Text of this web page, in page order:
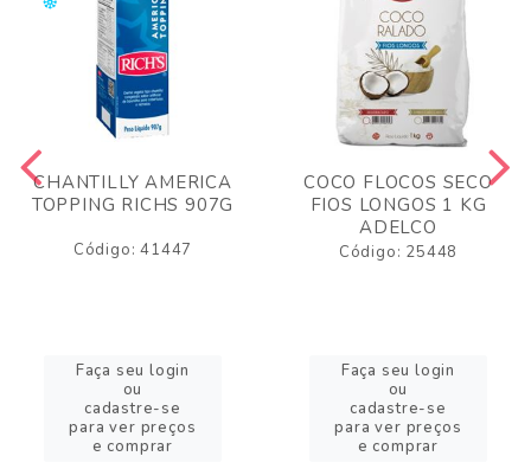
CHANTILLY AMERICA
TOPPING RICHS 907G
Código: 41447
Faça seu login
ou
cadastre-se
para ver preços
e comprar
COCO FLOCOS SECO
FIOS LONGOS 1 KG
ADELCO
Código: 25448
Faça seu login
ou
cadastre-se
para ver preços
e comprar